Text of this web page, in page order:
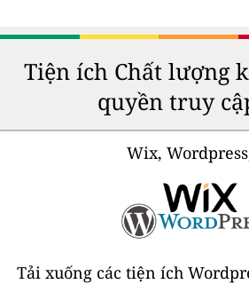
Tiện ích Chất lượng
quyền truy
Wix,
Tải xuống các tiện ích